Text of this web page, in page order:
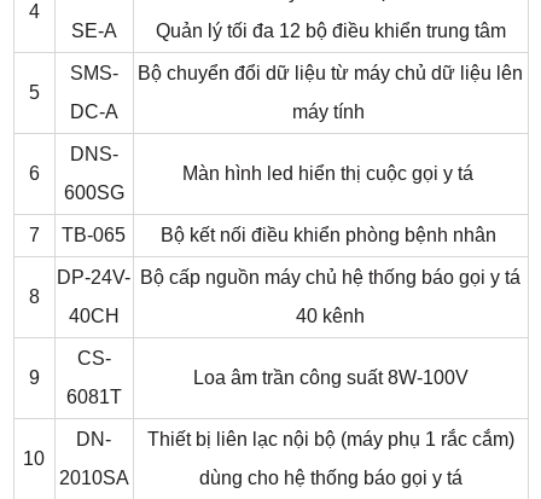
4
SE-A
Quản lý tối đa 12 bộ điều khiển trung tâm
5
SMS-
DC-A
Bộ chuyển đổi dữ liệu từ máy chủ dữ liệu lên
máy tính
6
DNS-
600SG
Màn hình led hiển thị cuộc gọi y tá
7 TB-065 Bộ kết nối điều khiển phòng bệnh nhân
8
DP-24V-
40CH
Bộ cấp nguồn máy chủ hệ thống báo gọi y tá
40 kênh
9
CS-
6081T
Loa âm trần công suất 8W-100V
10
DN-
2010SA
Thiết bị liên lạc nội bộ (máy phụ 1 rắc cắm)
dùng cho hệ thống báo gọi y tá